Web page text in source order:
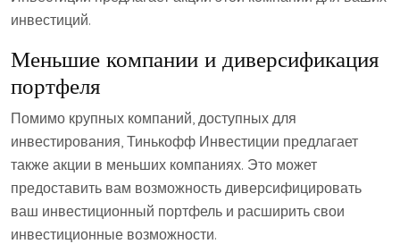
инвестиций.
Меньшие компании и диверсификация
портфеля
Помимо крупных компаний, доступных для
инвестирования, Тинькофф Инвестиции предлагает
также акции в меньших компаниях. Это может
предоставить вам возможность диверсифицировать
ваш инвестиционный портфель и расширить свои
инвестиционные возможности.